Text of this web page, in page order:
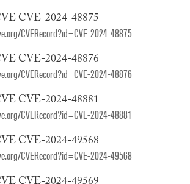
CVE-2024-48875
CVERecord?id=CVE-2024-48875
CVE-2024-48876
CVERecord?id=CVE-2024-48876
CVE-2024-48881
CVERecord?id=CVE-2024-48881
CVE-2024-49568
CVERecord?id=CVE-2024-49568
CVE-2024-49569